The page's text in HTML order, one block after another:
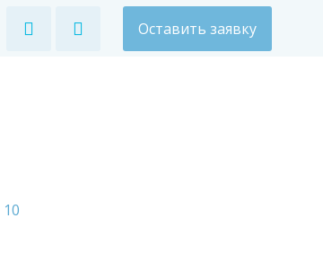
Оставить заявку
10